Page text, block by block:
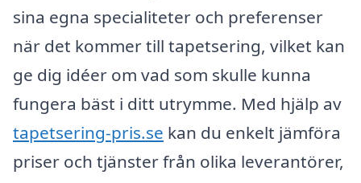
sina egna specialiteter och preferenser
när det kommer till tapetsering, vilket kan
ge dig idéer om vad som skulle kunna
fungera bäst i ditt utrymme. Med hjälp av
tapetsering-pris.se kan du enkelt jämföra
priser och tjänster från olika leverantörer,